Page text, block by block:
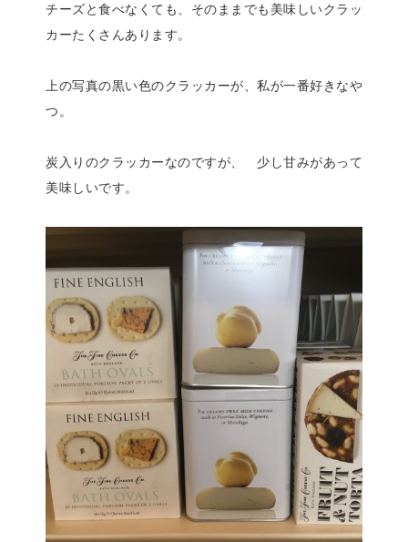
チーズと食べなくても、そのままでも美味しいクラッ
カーたくさんあります。
上の写真の黒い色のクラッカーが、私が一番好きなや
つ。
炭入りのクラッカーなのですが、 少し甘みがあって
美味しいです。